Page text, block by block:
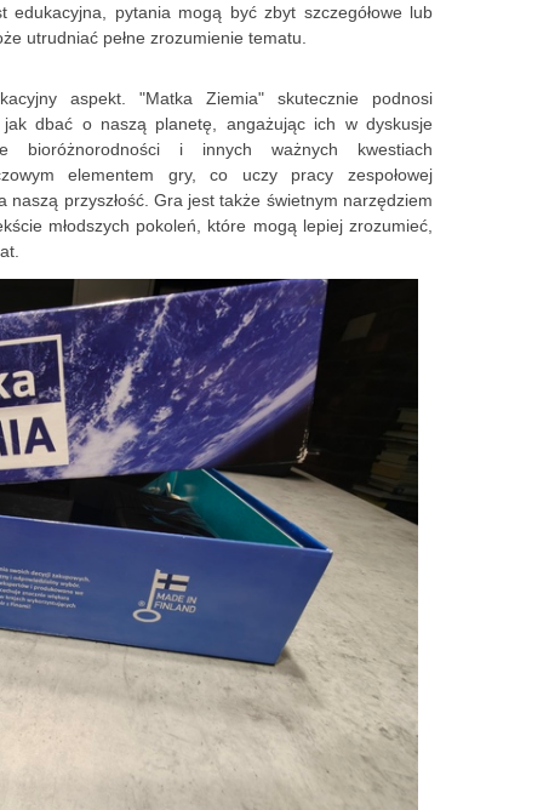
pytania mogą być zbyt szczegółowe lub
utrudniać pełne zrozumienie tematu.
aspekt. "Matka Ziemia" skutecznie podnosi
dbać o naszą planetę, angażując ich w dyskusje
bioróżnorodności i innych ważnych kwestiach
elementem gry, co uczy pracy zespołowej
przyszłość. Gra jest także świetnym narzędziem
młodszych pokoleń, które mogą lepiej zrozumieć,